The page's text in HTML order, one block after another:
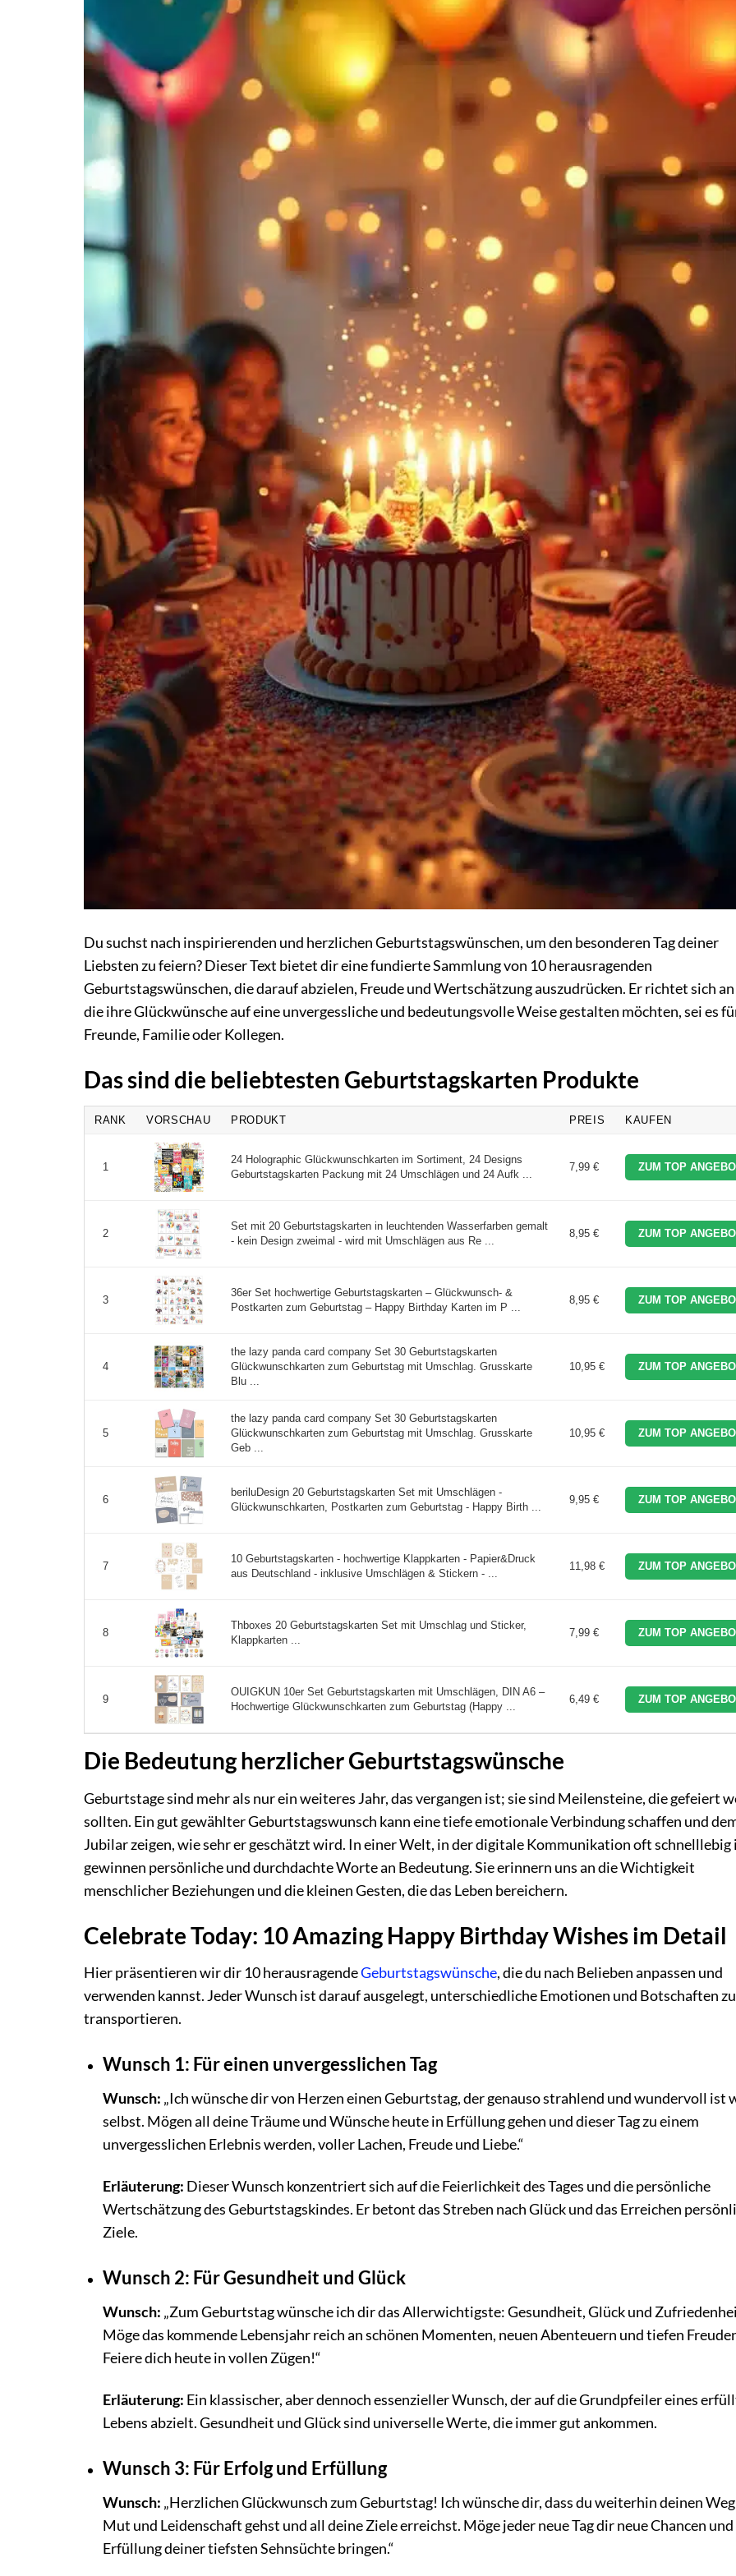
Du suchst nach inspirierenden und herzlichen Geburtstagswünschen, um den besonderen Tag deiner
Liebsten zu feiern? Dieser Text bietet dir eine fundierte Sammlung von 10 herausragenden
Geburtstagswünschen, die darauf abzielen, Freude und Wertschätzung auszudrücken. Er richtet sich an
die ihre Glückwünsche auf eine unvergessliche und bedeutungsvolle Weise gestalten möchten, sei es
Freunde, Familie oder Kollegen.
Das sind die beliebtesten Geburtstagskarten Produkte
RANK VORSCHAU PRODUKT PREIS KAUFEN
1
24 Holographic Glückwunschkarten im Sortiment, 24 Designs
Geburtstagskarten Packung mit 24 Umschlägen und 24 Aufk ...
7,99 € ZUM TOP
2
Set mit 20 Geburtstagskarten in leuchtenden Wasserfarben gemalt
- kein Design zweimal - wird mit Umschlägen aus Re ...
8,95 € ZUM TOP
3
36er Set hochwertige Geburtstagskarten – Glückwunsch- &
Postkarten zum Geburtstag – Happy Birthday Karten im P ...
8,95 € ZUM TOP
4
the lazy panda card company Set 30 Geburtstagskarten
Glückwunschkarten zum Geburtstag mit Umschlag. Grusskarte
Blu ...
10,95 € ZUM TOP
5
the lazy panda card company Set 30 Geburtstagskarten
Glückwunschkarten zum Geburtstag mit Umschlag. Grusskarte
Geb ...
10,95 € ZUM TOP
6
beriluDesign 20 Geburtstagskarten Set mit Umschlägen -
Glückwunschkarten, Postkarten zum Geburtstag - Happy Birth ...
9,95 € ZUM TOP
7
10 Geburtstagskarten - hochwertige Klappkarten - Papier&Druck
aus Deutschland - inklusive Umschlägen & Stickern - ...
11,98 € ZUM TOP
8
Thboxes 20 Geburtstagskarten Set mit Umschlag und Sticker,
Klappkarten ...
7,99 € ZUM TOP
9
OUIGKUN 10er Set Geburtstagskarten mit Umschlägen, DIN A6 –
Hochwertige Glückwunschkarten zum Geburtstag (Happy ...
6,49 € ZUM TOP
Die Bedeutung herzlicher Geburtstagswünsche
Geburtstage sind mehr als nur ein weiteres Jahr, das vergangen ist; sie sind Meilensteine, die gefeiert
sollten. Ein gut gewählter Geburtstagswunsch kann eine tiefe emotionale Verbindung schaffen und
Jubilar zeigen, wie sehr er geschätzt wird. In einer Welt, in der digitale Kommunikation oft schnelllebig
gewinnen persönliche und durchdachte Worte an Bedeutung. Sie erinnern uns an die Wichtigkeit
menschlicher Beziehungen und die kleinen Gesten, die das Leben bereichern.
Celebrate Today: 10 Amazing Happy Birthday Wishes im Detail
Hier präsentieren wir dir 10 herausragendeGeburtstagswünsche, die du nach Belieben anpassen und
verwenden kannst. Jeder Wunsch ist darauf ausgelegt, unterschiedliche Emotionen und Botschaften zu
transportieren.
Wunsch 1: Für einen unvergesslichen Tag
Wunsch: „Ich wünsche dir von Herzen einen Geburtstag, der genauso strahlend und wundervoll ist
selbst. Mögen all deine Träume und Wünsche heute in Erfüllung gehen und dieser Tag zu einem
unvergesslichen Erlebnis werden, voller Lachen, Freude und Liebe.“
Erläuterung: Dieser Wunsch konzentriert sich auf die Feierlichkeit des Tages und die persönliche
Wertschätzung des Geburtstagskindes. Er betont das Streben nach Glück und das Erreichen
Ziele.
Wunsch 2: Für Gesundheit und Glück
Wunsch: „Zum Geburtstag wünsche ich dir das Allerwichtigste: Gesundheit, Glück und
Möge das kommende Lebensjahr reich an schönen Momenten, neuen Abenteuern und tiefen
Feiere dich heute in vollen Zügen!“
Erläuterung: Ein klassischer, aber dennoch essenzieller Wunsch, der auf die Grundpfeiler eines
Lebens abzielt. Gesundheit und Glück sind universelle Werte, die immer gut ankommen.
Wunsch 3: Für Erfolg und Erfüllung
Wunsch: „Herzlichen Glückwunsch zum Geburtstag! Ich wünsche dir, dass du weiterhin deinen
Mut und Leidenschaft gehst und all deine Ziele erreichst. Möge jeder neue Tag dir neue Chancen
Erfüllung deiner tiefsten Sehnsüchte bringen.“